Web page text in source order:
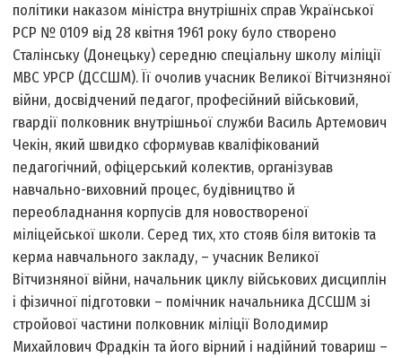
політики наказом міністра внутрішніх справ Української
РСР № 0109 від 28 квітня 1961 року було створено
Сталінську (Донецьку) середню спеціальну школу міліції
МВС УРСР (ДССШМ). Її очолив учасник Великої Вітчизняної
війни, досвідчений педагог, професійний військовий,
гвардії полковник внутрішньої служби Василь Артемович
Чекін, який швидко сформував кваліфікований
педагогічний, офіцерський колектив, організував
навчально-виховний процес, будівництво й
переобладнання корпусів для новоствореної
міліцейської школи. Серед тих, хто стояв біля витоків та
керма навчального закладу, – учасник Великої
Вітчизняної війни, начальник циклу військових дисциплін
і фізичної підготовки – помічник начальника ДССШМ зі
стройової частини полковник міліції Володимир
Михайлович Фрадкін та його вірний і надійний товариш –